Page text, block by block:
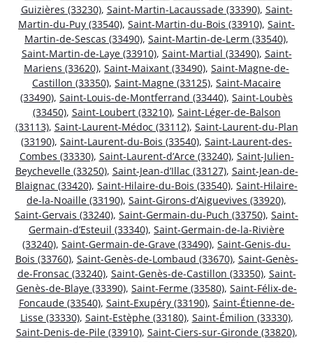
Guizières (33230), Saint-Martin-Lacaussade (33390), Saint-
Martin-du-Puy (33540), Saint-Martin-du-Bois (33910), Saint-
Martin-de-Sescas (33490), Saint-Martin-de-Lerm (33540),
Saint-Martin-de-Laye (33910), Saint-Martial (33490), Saint-
Mariens (33620), Saint-Maixant (33490), Saint-Magne-de-
Castillon (33350), Saint-Magne (33125), Saint-Macaire
(33490), Saint-Louis-de-Montferrand (33440), Saint-Loubès
(33450), Saint-Loubert (33210), Saint-Léger-de-Balson
(33113), Saint-Laurent-Médoc (33112), Saint-Laurent-du-Plan
(33190), Saint-Laurent-du-Bois (33540), Saint-Laurent-des-
Combes (33330), Saint-Laurent-d’Arce (33240), Saint-Julien-
Beychevelle (33250), Saint-Jean-d’Illac (33127), Saint-Jean-de-
Blaignac (33420), Saint-Hilaire-du-Bois (33540), Saint-Hilaire-
de-la-Noaille (33190), Saint-Girons-d’Aiguevives (33920),
Saint-Gervais (33240), Saint-Germain-du-Puch (33750), Saint-
Germain-d’Esteuil (33340), Saint-Germain-de-la-Rivière
(33240), Saint-Germain-de-Grave (33490), Saint-Genis-du-
Bois (33760), Saint-Genès-de-Lombaud (33670), Saint-Genès-
de-Fronsac (33240), Saint-Genès-de-Castillon (33350), Saint-
Genès-de-Blaye (33390), Saint-Ferme (33580), Saint-Félix-de-
Foncaude (33540), Saint-Exupéry (33190), Saint-Étienne-de-
Lisse (33330), Saint-Estèphe (33180), Saint-Émilion (33330),
Saint-Denis-de-Pile (33910), Saint-Ciers-sur-Gironde (33820),